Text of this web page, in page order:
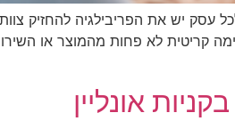
יש את הפריבילגיה להחזיק צוות
קריטית לא פחות מהמוצר או
אונליין